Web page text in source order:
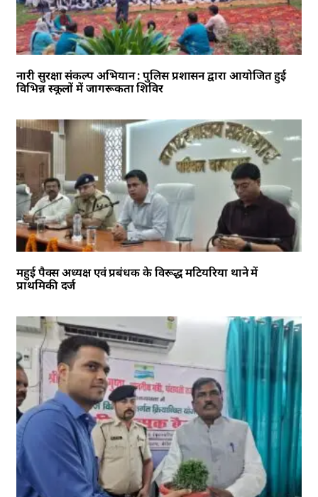
नारी सुरक्षा संकल्प अभियान : पुलिस प्रशासन द्वारा आयोजित हुई
विभिन्न स्कूलों में जागरूकता शिविर
महुई पैक्स अध्यक्ष एवं प्रबंधक के विरूद्ध मटियरिया थाने में
प्राथमिकी दर्ज